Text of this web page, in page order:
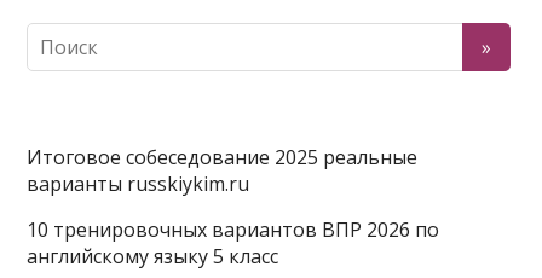
Итоговое собеседование 2025 реальные
варианты russkiykim.ru
10 тренировочных вариантов ВПР 2026 по
английскому языку 5 класс